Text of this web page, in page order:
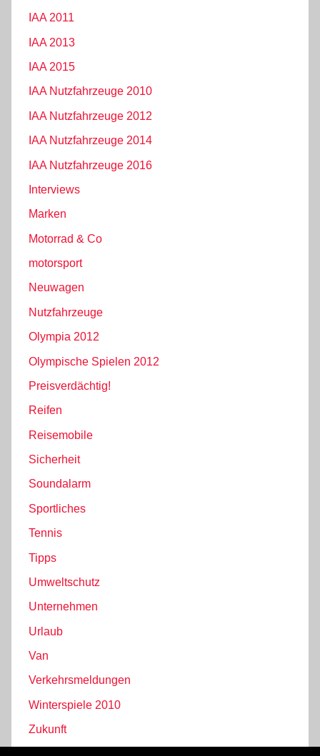
IAA 2011
IAA 2013
IAA 2015
IAA Nutzfahrzeuge 2010
IAA Nutzfahrzeuge 2012
IAA Nutzfahrzeuge 2014
IAA Nutzfahrzeuge 2016
Interviews
Marken
Motorrad & Co
motorsport
Neuwagen
Nutzfahrzeuge
Olympia 2012
Olympische Spielen 2012
Preisverdächtig!
Reifen
Reisemobile
Sicherheit
Soundalarm
Sportliches
Tennis
Tipps
Umweltschutz
Unternehmen
Urlaub
Van
Verkehrsmeldungen
Winterspiele 2010
Zukunft